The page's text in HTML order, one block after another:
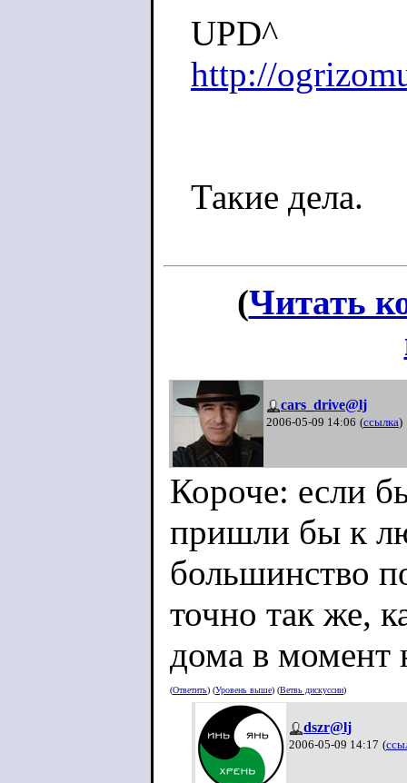
UPD^
http://
Такие дела.
(Читать
cars_drive@lj
2006-05-09 14:06 (ссылка)
Короче: если
пришли бы к
большинство
точно так же,
дома в момент
(Ответить) (Уровень выше) (Ветвь дискуссии)
dszr@lj
2006-05-09 14:17 (